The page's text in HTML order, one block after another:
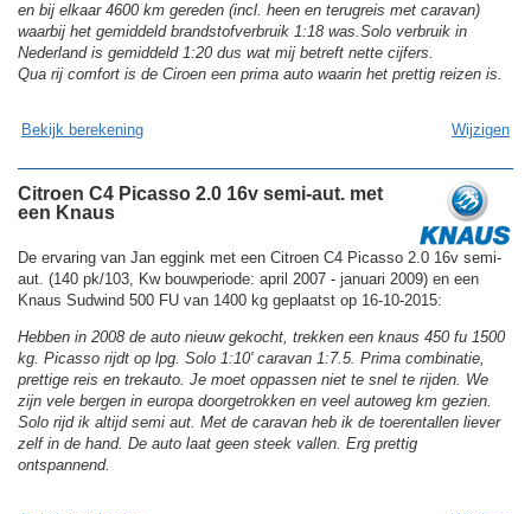
en bij elkaar 4600 km gereden (incl. heen en terugreis met caravan)
waarbij het gemiddeld brandstofverbruik 1:18 was.Solo verbruik in
Nederland is gemiddeld 1:20 dus wat mij betreft nette cijfers.
Qua rij comfort is de Ciroen een prima auto waarin het prettig reizen is.
Bekijk berekening Wijzigen
Citroen C4 Picasso 2.0 16v semi-aut. met
een Knaus
De ervaring van Jan eggink met een Citroen C4 Picasso 2.0 16v semi-
aut. (140 pk/103, Kw bouwperiode: april 2007 - januari 2009) en een
Knaus Sudwind 500 FU van 1400 kg geplaatst op 16-10-2015:
Hebben in 2008 de auto nieuw gekocht, trekken een knaus 450 fu 1500
kg. Picasso rijdt op lpg. Solo 1:10' caravan 1:7.5. Prima combinatie,
prettige reis en trekauto. Je moet oppassen niet te snel te rijden. We
zijn vele bergen in europa doorgetrokken en veel autoweg km gezien.
Solo rijd ik altijd semi aut. Met de caravan heb ik de toerentallen liever
zelf in de hand. De auto laat geen steek vallen. Erg prettig
ontspannend.